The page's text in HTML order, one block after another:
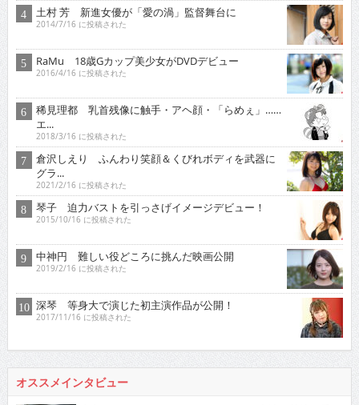
土村 芳 新進女優が「愛の渦」監督舞台に
2014/7/16 に投稿された
RaMu 18歳Gカップ美少女がDVDデビュー
2016/4/16 に投稿された
稀見理都 乳首残像に触手・アヘ顔・「らめぇ」……
エ...
2018/3/16 に投稿された
倉沢しえり ふんわり笑顔＆くびれボディを武器に
グラ...
2021/2/16 に投稿された
琴子 迫力バストを引っさげイメージデビュー！
2015/10/16 に投稿された
中神円 難しい役どころに挑んだ映画公開
2019/2/16 に投稿された
深琴 等身大で演じた初主演作品が公開！
2017/11/16 に投稿された
オススメインタビュー